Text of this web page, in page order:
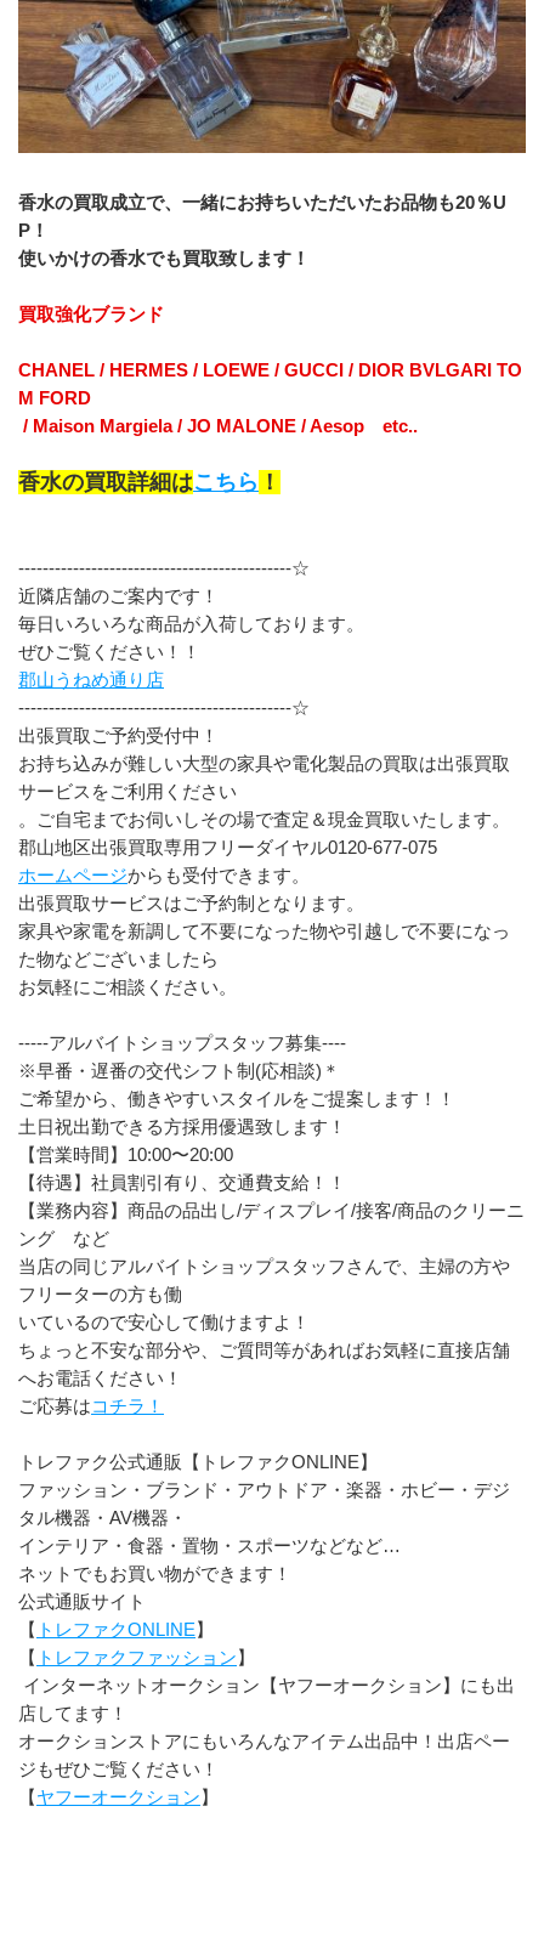
香水の買取成立で、一緒にお持ちいただいたお品物も20％U
P！
使いかけの香水でも買取致します！
買取強化ブランド
CHANEL / HERMES / LOEWE / GUCCI / DIOR BVLGARI TO
M FORD
/ Maison Margiela / JO MALONE / Aesop　etc..
香水の買取詳細はこちら ！
---------------------------------------------☆
近隣店舗のご案内です！
毎日いろいろな商品が入荷しております。
ぜひご覧ください！！
郡山うねめ通り店
---------------------------------------------☆
出張買取ご予約受付中！
お持ち込みが難しい大型の家具や電化製品の買取は出張買取
サービスをご利用ください
。ご自宅までお伺いしその場で査定＆現金買取いたします。
郡山地区出張買取専用フリーダイヤル0120-677-075
ホームページからも受付できます。
出張買取サービスはご予約制となります。
家具や家電を新調して不要になった物や引越しで不要になっ
た物などございましたら
お気軽にご相談ください。
-----アルバイトショップスタッフ募集----
※早番・遅番の交代シフト制(応相談)＊
ご希望から、働きやすいスタイルをご提案します！！
土日祝出勤できる方採用優遇致します！
【営業時間】10:00〜20:00
【待遇】社員割引有り、交通費支給！！
【業務内容】商品の品出し/ディスプレイ/接客/商品のクリーニ
ング　など
当店の同じアルバイトショップスタッフさんで、主婦の方や
フリーターの方も働
いているので安心して働けますよ！
ちょっと不安な部分や、ご質問等があればお気軽に直接店舗
へお電話ください！
ご応募はコチラ！
トレファク公式通販【トレファクONLINE】
ファッション・ブランド・アウトドア・楽器・ホビー・デジ
タル機器・AV機器・
インテリア・食器・置物・スポーツなどなど…
ネットでもお買い物ができます！
公式通販サイト
【 トレファクONLINE】
【 トレファクファッション】
店してます！
オークションストアにもいろんなアイテム出品中！出店ペー
ジもぜひご覧ください！
﻿【ヤフーオークション】